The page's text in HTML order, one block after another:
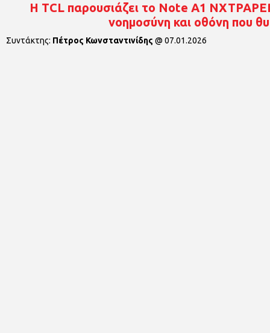
Η TCL παρουσιάζει το Note A1
νοημοσύνη και οθόνη που
Συντάκτης: Πέτρος Κωνσταντινίδης @ 07.01.2026